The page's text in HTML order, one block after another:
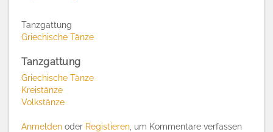
Tanzgattung
Griechische Tänze
Tanzgattung
Griechische Tänze
Kreistänze
Volkstänze
Anmelden oder Registieren , um Kommentare verfassen